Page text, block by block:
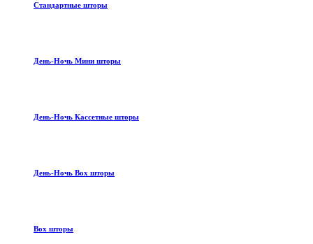
Стандартные шторы
День-Ночь Мини шторы
День-Ночь Кассетные шторы
День-Ночь Box шторы
Box шторы